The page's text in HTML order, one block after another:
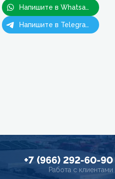
Напишите в Whatsapp
Напишите в Telegram
+7 (966) 292-60-90
Работа с клиентами